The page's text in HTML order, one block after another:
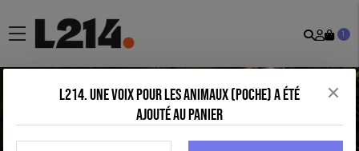
menu
Mon
1
L214. Une voix pour les animaux (poche) a été
ajouté au panier